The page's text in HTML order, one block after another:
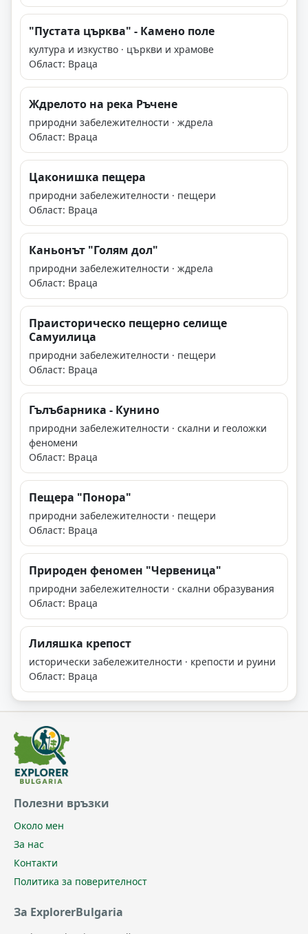
"Пустата църква" - Камено поле
култура и изкуство · църкви и храмове
Област: Враца
Ждрелото на река Ръчене
природни забележителности · ждрела
Област: Враца
Цаконишка пещера
природни забележителности · пещери
Област: Враца
Каньонът "Голям дол"
природни забележителности · ждрела
Област: Враца
Праисторическо пещерно селище
Самуилица
природни забележителности · пещери
Област: Враца
Гълъбарника - Кунино
природни забележителности · скални и геоложки
феномени
Област: Враца
Пещера "Понора"
природни забележителности · пещери
Област: Враца
Природен феномен "Червеница"
природни забележителности · скални образувания
Област: Враца
Лиляшка крепост
исторически забележителности · крепости и руини
Област: Враца
Полезни връзки
Около мен
За нас
Контакти
Политика за поверителност
За ExplorerBulgaria